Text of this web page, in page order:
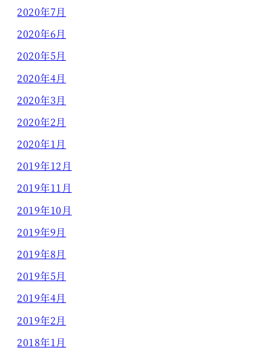
2020年7月
2020年6月
2020年5月
2020年4月
2020年3月
2020年2月
2020年1月
2019年12月
2019年11月
2019年10月
2019年9月
2019年8月
2019年5月
2019年4月
2019年2月
2018年1月